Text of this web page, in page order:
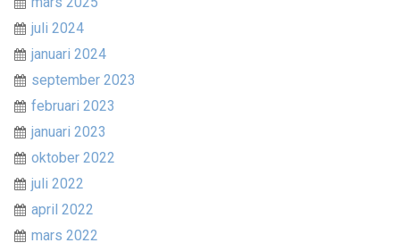
juli 2024
januari 2024
september 2023
februari 2023
januari 2023
oktober 2022
juli 2022
april 2022
mars 2022